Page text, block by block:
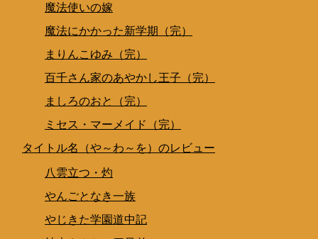
魔法使いの嫁
魔法にかかった新学期（完）
まりんこゆみ（完）
百千さん家のあやかし王子（完）
ましろのおと（完）
ミセス・マーメイド（完）
タイトル名（や～わ～を）のレビュー
八雲立つ・灼
やんごとなき一族
やじきた学園道中記